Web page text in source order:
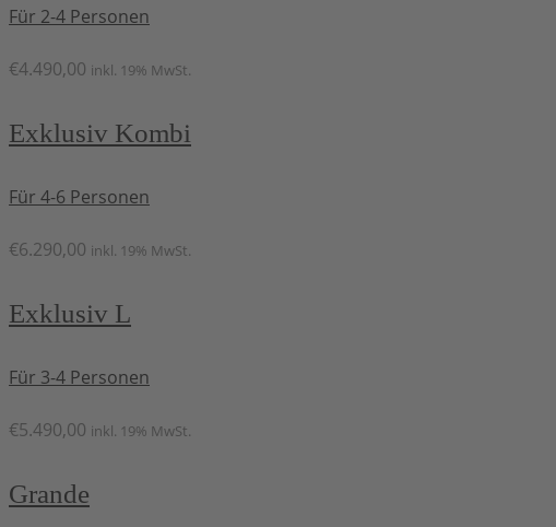
Für 2-4 Personen
€4.490,00 inkl. 19% MwSt.
Exklusiv Kombi
Für 4-6 Personen
€6.290,00 inkl. 19% MwSt.
Exklusiv L
Für 3-4 Personen
€5.490,00 inkl. 19% MwSt.
Grande